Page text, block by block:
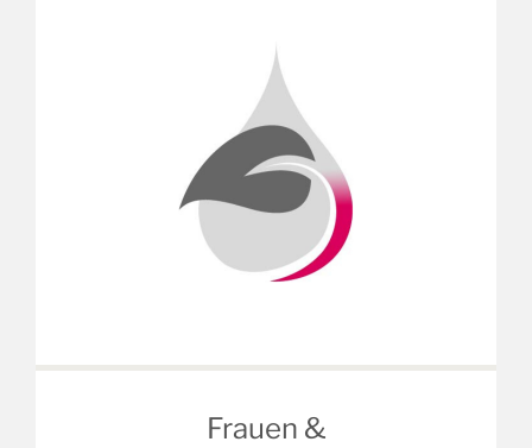
Frauen &